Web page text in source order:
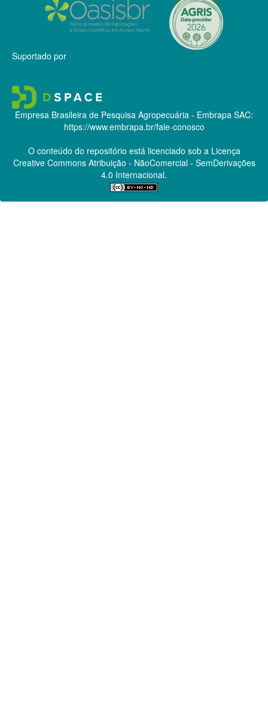
Suportado por
Empresa Brasileira de Pesquisa Agropecuária - Embrapa SAC:
https://www.embrapa.br/fale-conosco
O conteúdo do repositório está licenciado sob a Licença
Creative CommonsAtribuição - NãoComercial - SemDerivações
4.0 Internacional.